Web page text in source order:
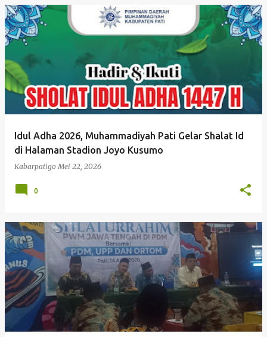
Idul Adha 2026, Muhammadiyah Pati Gelar Shalat Id
di Halaman Stadion Joyo Kusumo
Kabarpatigo Mei 22, 2026
0